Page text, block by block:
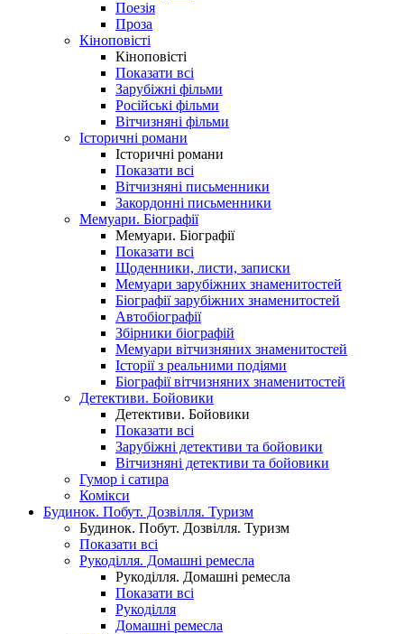
Поезія
Проза
Кіноповісті
Кіноповісті
Показати всі
Зарубіжні фільми
Російські фільми
Вітчизняні фільми
Історичні романи
Історичні романи
Показати всі
Вітчизняні письменники
Закордонні письменники
Мемуари. Біографії
Мемуари. Біографії
Показати всі
Щоденники, листи, записки
Мемуари зарубіжних знаменитостей
Біографії зарубіжних знаменитостей
Автобіографії
Збірники біографій
Мемуари вітчизняних знаменитостей
Історії з реальними подіями
Біографії вітчизняних знаменитостей
Детективи. Бойовики
Детективи. Бойовики
Показати всі
Зарубіжні детективи та бойовики
Вітчизняні детективи та бойовики
Гумор і сатира
Комікси
Будинок. Побут. Дозвілля. Туризм
Будинок. Побут. Дозвілля. Туризм
Показати всі
Рукоділля. Домашні ремесла
Рукоділля. Домашні ремесла
Показати всі
Рукоділля
Домашні ремесла